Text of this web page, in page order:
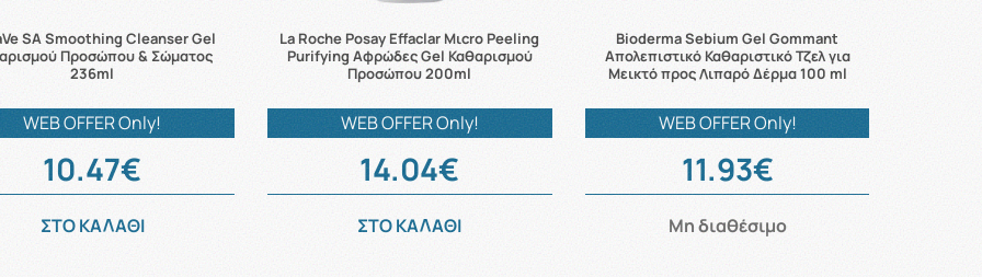
SA Smoothing Cleanser Gel
Προσώπου & Σώματος
236ml
WEB OFFER Only!
10.47€
ΣΤΟ ΚΑΛΑΘΙ
La Roche Posay Effaclar Μιcro Peeling
Purifying Αφρώδες Gel Καθαρισμού
Προσώπου 200ml
WEB OFFER Only!
14.04€
ΣΤΟ ΚΑΛΑΘΙ
Bioderma Sebium Gel Gommant
Απολεπιστικό Καθαριστικό Τζελ για
Μεικτό προς Λιπαρό Δέρμα 100 ml
WEB OFFER Only!
11.93€
Μη διαθέσιμο